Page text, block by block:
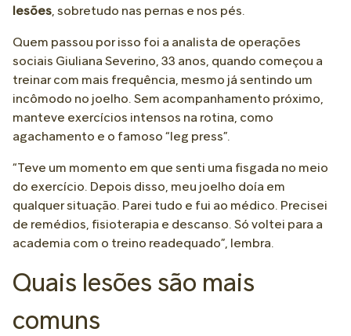
lesões, sobretudo nas pernas e nos pés.
Quem passou por isso foi a analista de operações
sociais Giuliana Severino, 33 anos, quando começou a
treinar com mais frequência, mesmo já sentindo um
incômodo no joelho. Sem acompanhamento próximo,
manteve exercícios intensos na rotina, como
agachamento e o famoso “leg press”.
“Teve um momento em que senti uma fisgada no meio
do exercício. Depois disso, meu joelho doía em
qualquer situação. Parei tudo e fui ao médico. Precisei
de remédios, fisioterapia e descanso. Só voltei para a
academia com o treino readequado”, lembra.
Quais lesões são mais
comuns